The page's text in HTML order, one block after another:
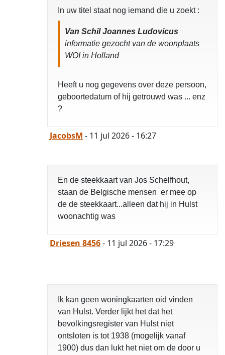
In uw titel staat nog iemand die u zoekt :
Van Schil Joannes Ludovicus
informatie gezocht van de woonplaats
WOI in Holland
Heeft u nog gegevens over deze persoon,
geboortedatum of hij getrouwd was ... enz
?
JacobsM - 11 jul 2026 - 16:27
En de steekkaart van Jos Schelfhout,
staan de Belgische mensen er mee op
de de steekkaart...alleen dat hij in Hulst
woonachtig was
Driesen 8456- 11 jul 2026 - 17:29
Ik kan geen woningkaarten oid vinden
van Hulst. Verder lijkt het dat het
bevolkingsregister van Hulst niet
ontsloten is tot 1938 (mogelijk vanaf
1900) dus dan lukt het niet om de door u